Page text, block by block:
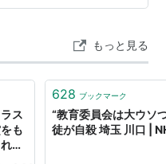
とすると、まず出版社
のを購入し…
もっと見る
ス
も
た
628 ブックマーク
“教育委員会は大ウソ
徒が自殺 埼玉 川口 |